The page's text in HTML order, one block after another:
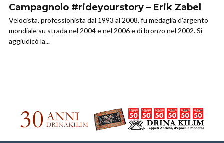
Campagnolo #rideyourstory – Erik Zabel
Velocista, professionista dal 1993 al 2008, fu medaglia d’argento
mondiale su strada nel 2004 e nel 2006 e di bronzo nel 2002. Si
aggiudicò la...